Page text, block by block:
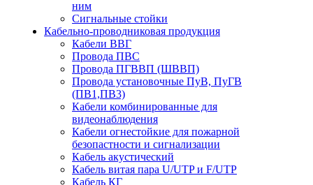
ним
Сигнальные стойки
Кабельно-проводниковая продукция
Кабели ВВГ
Провода ПВС
Провода ПГВВП (ШВВП)
Провода установочные ПуВ, ПуГВ
(ПВ1,ПВ3)
Кабели комбинированные для
видеонаблюдения
Кабели огнестойкие для пожарной
безопастности и сигнализации
Кабель акустический
Кабель витая пара U/UTP и F/UTP
Кабель КГ